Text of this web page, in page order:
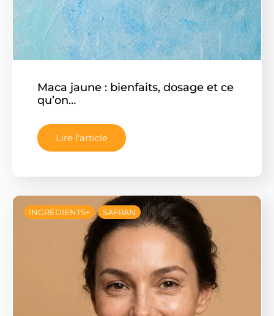
Maca jaune : bienfaits, dosage et ce
qu’on…
Lire l'article
INGRÉDIENTS+ SAFRAN